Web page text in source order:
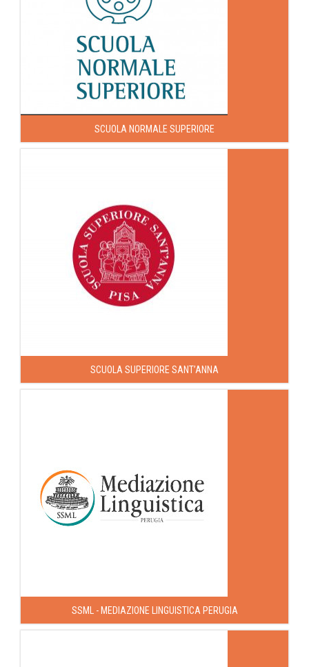
SCUOLA NORMALE SUPERIORE
SCUOLA SUPERIORE SANT’ANNA
SSML - MEDIAZIONE LINGUISTICA PERUGIA